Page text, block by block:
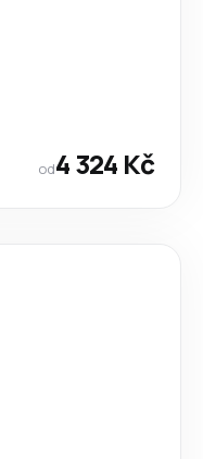
od4 324 Kč